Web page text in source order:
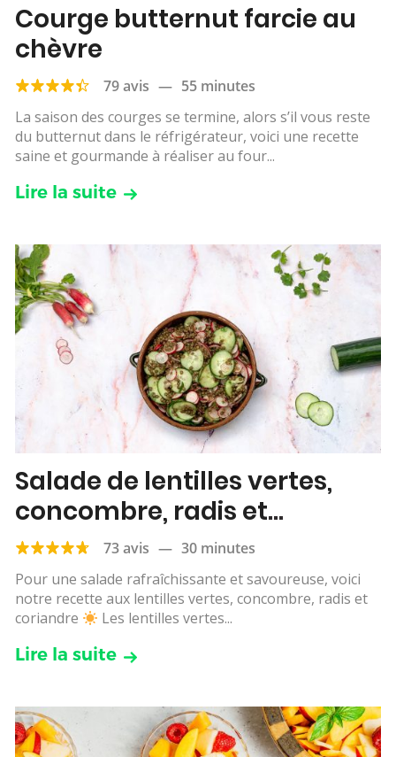
Courge butternut farcie au
chèvre
79 avis — 55 minutes
La saison des courges se termine, alors s’il vous reste
du butternut dans le réfrigérateur, voici une recette
saine et gourmande à réaliser au four...
Lire la suite
Salade de lentilles vertes,
concombre, radis et
coriandre
73 avis — 30 minutes
Pour une salade rafraîchissante et savoureuse, voici
notre recette aux lentilles vertes, concombre, radis et
coriandre
Les lentilles vertes...
Lire la suite